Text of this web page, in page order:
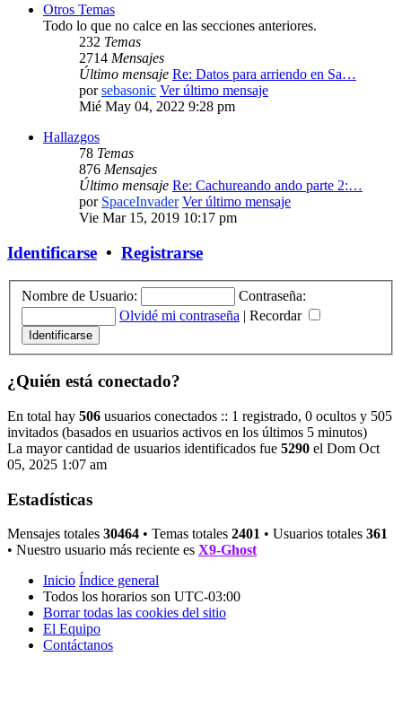
Otros Temas
Todo lo que no calce en las secciones anteriores.
232 Temas
2714 Mensajes
Último mensaje Re: Datos para arriendo en Sa…
porsebasonic Ver último mensaje
Mié May 04, 2022 9:28 pm
Hallazgos
78 Temas
876 Mensajes
Último mensaje Re: Cachureando ando parte 2:…
por SpaceInvader Ver último mensaje
Vie Mar 15, 2019 10:17 pm
Identificarse • Registrarse
Nombre de Usuario:
Contraseña:
Olvidé mi contraseña | Recordar
¿Quién está conectado?
En total hay 506 usuarios conectados :: 1 registrado, 0 ocultos y 505
invitados (basados en usuarios activos en los últimos 5 minutos)
La mayor cantidad de usuarios identificados fue 5290 el Dom Oct
05, 2025 1:07 am
Estadísticas
Mensajes totales 30464 • Temas totales 2401 • Usuarios totales 361
• Nuestro usuario más reciente es X9-Ghost
Inicio Índice general
Todos los horarios son UTC-03:00
Borrar todas las cookies del sitio
El Equipo
Contáctanos